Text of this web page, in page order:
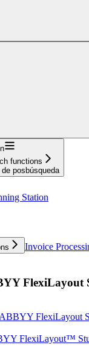
functions
posbúsqueda
Station
Invoice
FlexiLayout
FlexiLayout
FlexiLayout™